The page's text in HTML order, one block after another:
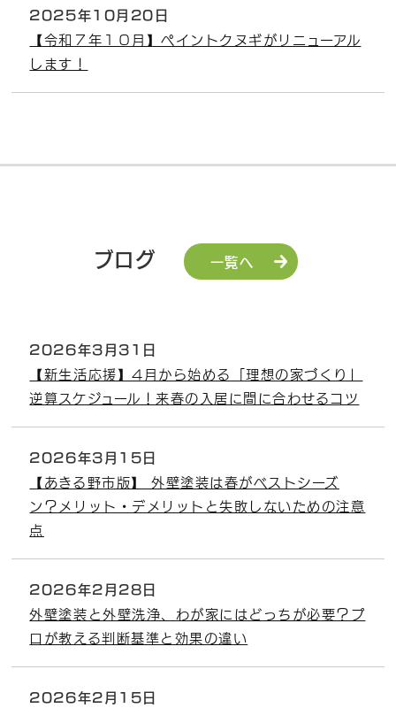
2025年10月20日
【令和７年１０月】ペイントクヌギがリニューアル
します！
ブログ 一覧へ
2026年3月31日
【新生活応援】4月から始める「理想の家づくり」
逆算スケジュール！来春の入居に間に合わせるコツ
2026年3月15日
【あきる野市版】 外壁塗装は春がベストシーズ
ン？メリット・デメリットと失敗しないための注意
点
2026年2月28日
外壁塗装と外壁洗浄、わが家にはどっちが必要？プ
ロが教える判断基準と効果の違い
2026年2月15日